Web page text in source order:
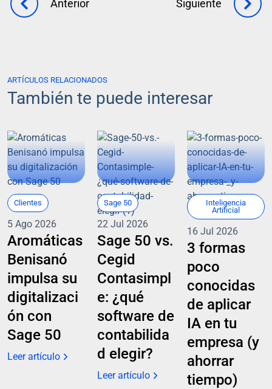
Anterior Siguiente
ARTÍCULOS RELACIONADOS
También te puede interesar
Clientes
5 Ago 2026
Aromáticas
Benisanó
impulsa su
digitalizaci
ón con
Sage 50
Leer artículo
Sage 50
22 Jul 2026
Sage 50 vs.
Cegid
Contasimpl
e: ¿qué
software de
contabilida
d elegir?
Leer artículo
Inteligencia
Artificial
16 Jul 2026
3 formas
poco
conocidas
de aplicar
IA en tu
empresa (y
ahorrar
tiempo)